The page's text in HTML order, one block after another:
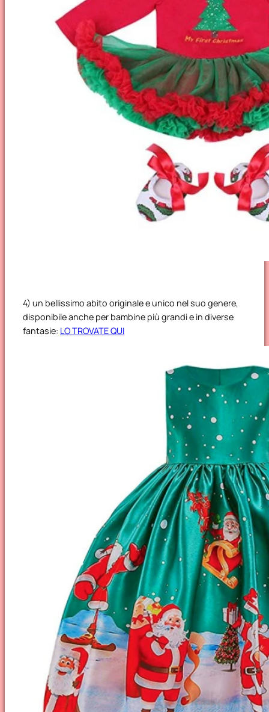
4) un bellissimo abito originale e unico nel suo genere,
disponibile anche per bambine più grandi e in diverse
fantasie: LO TROVATE QUI